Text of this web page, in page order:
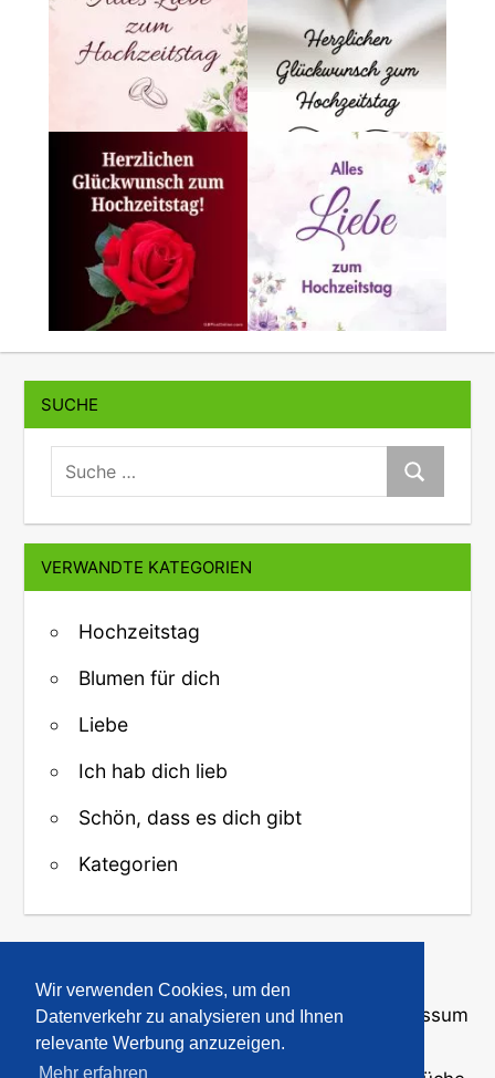
Wir verwenden Cookies, um den
Datenverkehr zu analysieren und Ihnen
relevante Werbung anzuzeigen.
Mehr erfahren
SUCHE
suche:
Suche
VERWANDTE KATEGORIEN
Hochzeitstag
Blumen für dich
Liebe
Ich hab dich lieb
Schön, dass es dich gibt
Kategorien
↑ Zurück zum Anfang
Über uns·Kontakt·Datenschutz Impressum